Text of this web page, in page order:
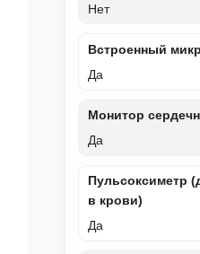
Нет
Встроенный
Да
Монитор
Да
Пульсоксиметр
в крови)
Да